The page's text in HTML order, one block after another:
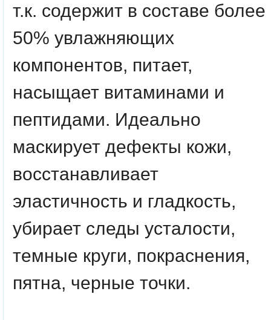
т.к. содержит в составе более
50% увлажняющих
компонентов, питает,
насыщает витаминами и
пептидами. Идеально
маскирует дефекты кожи,
восстанавливает
эластичность и гладкость,
убирает следы усталости,
темные круги, покраснения,
пятна, черные точки.